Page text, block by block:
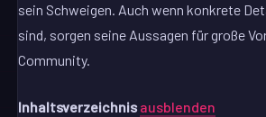
sein Schweigen. Auch wenn konkrete
sind, sorgen seine Aussagen für große
Community.
Inhaltsverzeichnis ausblenden